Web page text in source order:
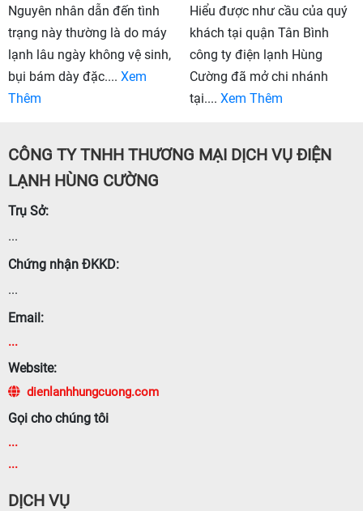
Nguyên nhân dẫn đến tình
trạng này thường là do máy
lạnh lâu ngày không vệ sinh,
bụi bám dày đặc.... Xem
Thêm
Hiểu được như cầu của quý
khách tại quận Tân Bình
công ty điện lạnh Hùng
Cường đã mở chi nhánh
tại.... Xem Thêm
CÔNG TY TNHH THƯƠNG MẠI DỊCH VỤ ĐIỆN
LẠNH HÙNG CƯỜNG
Trụ Sở:
...
Chứng nhận ĐKKD:
...
Email:
...
Website:
dienlanhhungcuong.com
Gọi cho chúng tôi
...
...
DỊCH VỤ